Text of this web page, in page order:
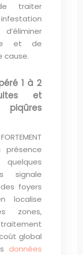
traiter
et de
cause.
1 à 2
et
piqûres
présence
signale
foyers
localise
zones,
global
données